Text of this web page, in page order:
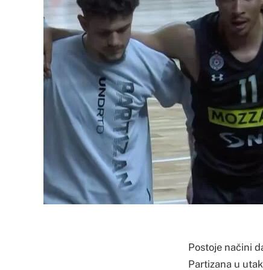
Postoje načini
Partizana u